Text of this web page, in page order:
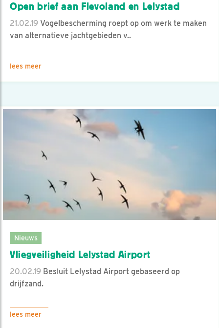
Open brief aan Flevoland en Lelystad
21.02.19 Vogelbescherming roept op om werk te maken
van alternatieve jachtgebieden v..
lees meer
Nieuws
Vliegveiligheid Lelystad Airport
20.02.19 Besluit Lelystad Airport gebaseerd op
drijfzand.
lees meer